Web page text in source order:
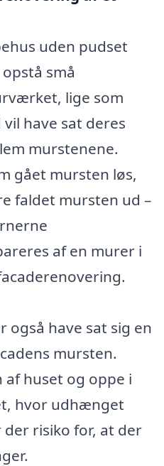
uden pudset
små
lige som
have sat deres
murstenene.
gået mursten løs,
faldet mursten ud –
af en murer i
have sat sig en
mursten.
huset og oppe i
hvor udhænget
risiko for, at der